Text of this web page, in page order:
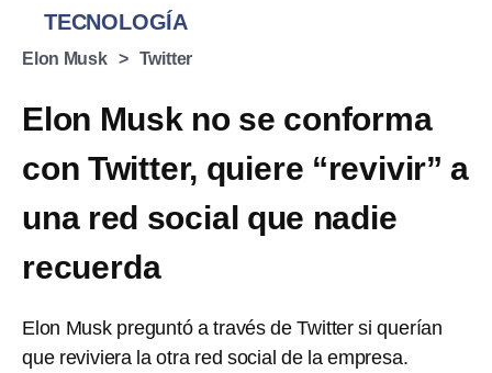
TECNOLOGÍA
Elon Musk Twitter
Elon Musk no se conforma
con Twitter, quiere “revivir” a
una red social que nadie
recuerda
Elon Musk preguntó a través de Twitter si querían
que reviviera la otra red social de la empresa.